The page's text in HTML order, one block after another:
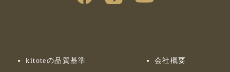
kitoteの品質基準 会社概要